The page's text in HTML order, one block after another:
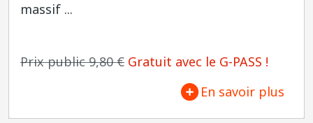
massif ...
Prix public 9,80 € Gratuit avec le G-PASS !
En savoir plus